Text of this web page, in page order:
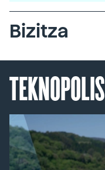
Bizitza
TEKNOPOLIS